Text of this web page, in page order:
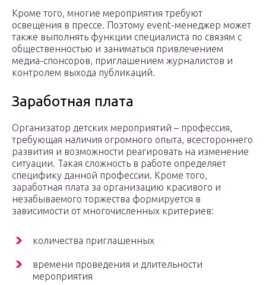
Кроме того, многие мероприятия требуют
освещения в прессе. Поэтому event-менеджер может
также выполнять функции специалиста по связям с
общественностью и заниматься привлечением
медиа-спонсоров, приглашением журналистов и
контролем выхода публикаций.
Заработная плата
Организатор детских мероприятий – профессия,
требующая наличия огромного опыта, всестороннего
развития и возможности реагировать на изменение
ситуации. Такая сложность в работе определяет
специфику данной профессии. Кроме того,
заработная плата за организацию красивого и
незабываемого торжества формируется в
зависимости от многочисленных критериев:
количества приглашенных
времени проведения и длительности
мероприятия